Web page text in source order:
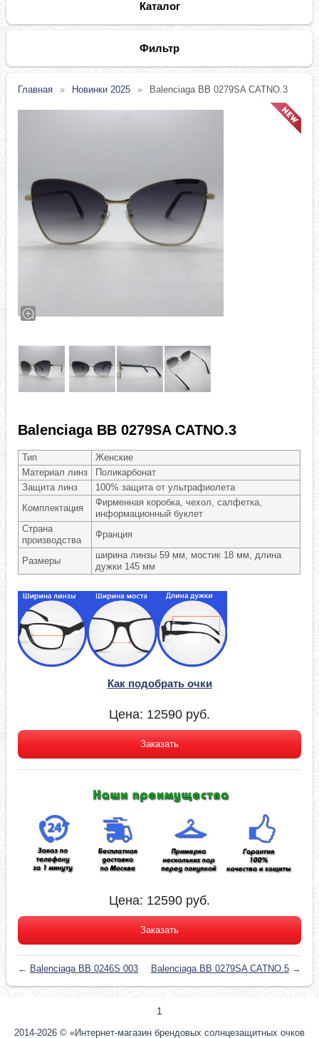
Каталог
Фильтр
Главная Новинки 2025 Balenciaga BB 0279SA CATNO.3
Balenciaga BB 0279SA CATNO.3
Тип
Женские
Материал линз
Поликарбонат
Защита линз
100% защита от ультрафиолета
Комплектация
Фирменная коробка, чехол, салфетка,
информационный буклет
Страна
производства
Франция
Размеры
ширина линзы 59 мм, мостик 18 мм, длина
дужки 145 мм
Как подобрать очки
Цена: 12590 руб.
Заказать
Цена: 12590 руб.
Заказать
← Balenciaga BB 0246S 003 Balenciaga BB 0279SA CATNO.5→
1
2014-2026 © «Интернет-магазин брендовых солнцезащитных очков